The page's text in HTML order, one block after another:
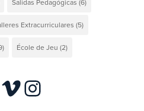
Extracurriculares (5)
École de Jeu (2)
VimeoInstagram